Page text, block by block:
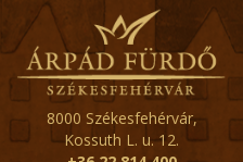
8000 Székesfehérvár,
Kossuth L. u. 12.